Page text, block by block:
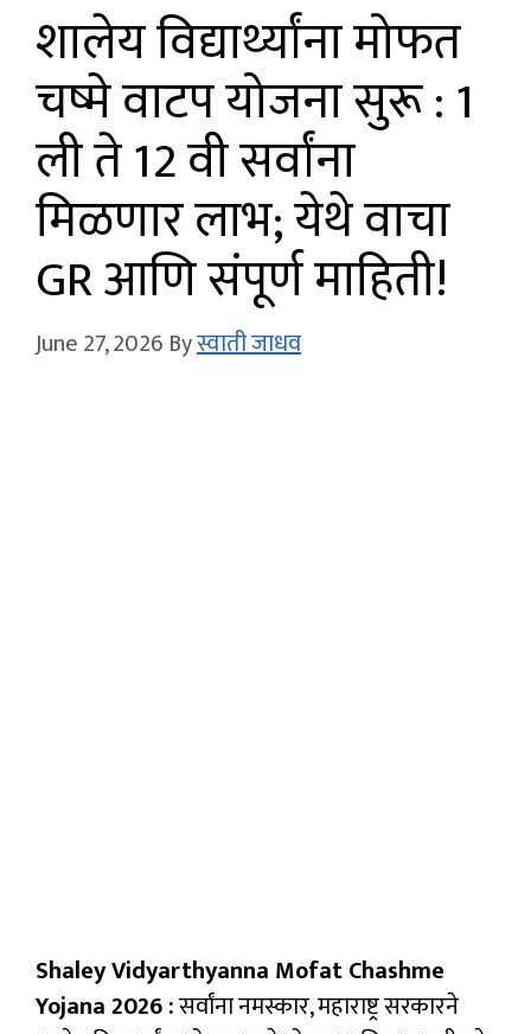
शालेय विद्यार्थ्यांना मोफत
चष्मे वाटप योजना सुरू : 1
ली ते 12 वी सर्वांना
मिळणार लाभ; येथे वाचा
GR आणि संपूर्ण माहिती!
June 27, 2026 Byस्वाती जाधव
Shaley Vidyarthyanna Mofat Chashme
Yojana 2026 :सर्वांना नमस्कार, महाराष्ट्र सरकारने